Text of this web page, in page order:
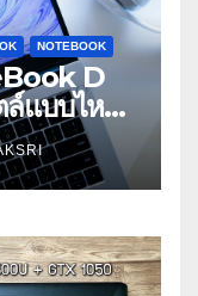
NOTEBOOK
D
แบบไหน